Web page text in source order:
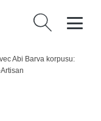
Vyhledávání
Abi Barva korpusu: